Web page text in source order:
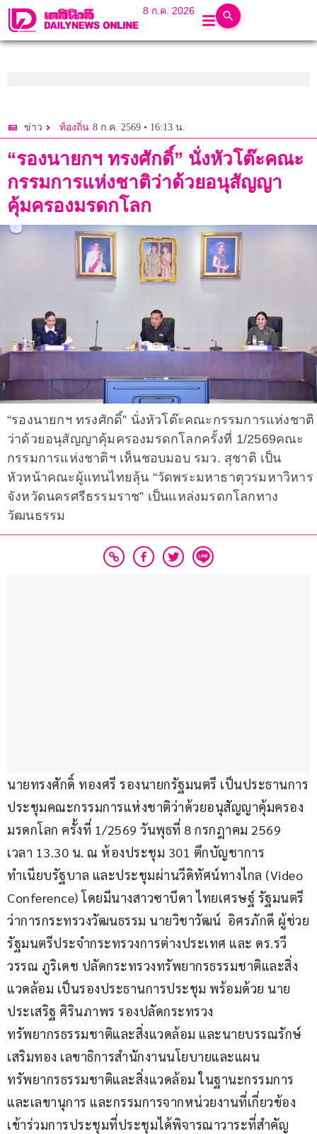
8 ก.ค. 2026
ข่าว ท้องถิ่น 8 ก.ค. 2569 • 16:13 น.
“รองนายกฯ ทรงศักดิ์” นั่งหัวโต๊ะคณะ
กรรมการแห่งชาติว่าด้วยอนุสัญญา
คุ้มครองมรดกโลก
“รองนายกฯ ทรงศักดิ์” นั่งหัวโต๊ะคณะกรรมการแห่งชาติ
ว่าด้วยอนุสัญญาคุ้มครองมรดกโลกครั้งที่ 1/2569คณะ
กรรมการแห่งชาติฯ เห็นชอบมอบ รมว. สุชาติ เป็น
หัวหน้าคณะผู้แทนไทยลุ้น “วัดพระมหาธาตุวรมหาวิหาร
จังหวัดนครศรีธรรมราช” เป็นแหล่งมรดกโลกทาง
วัฒนธรรม
นายทรงศักดิ์ ทองศรี รองนายกรัฐมนตรี เป็นประธานการ
ประชุมคณะกรรมการแห่งชาติว่าด้วยอนุสัญญาคุ้มครอง
มรดกโลก ครั้งที่ 1/2569 วันพุธที่ 8 กรกฎาคม 2569
เวลา 13.30 น. ณ ห้องประชุม 301 ตึกบัญชาการ
ทำเนียบรัฐบาล และประชุมผ่านวีดิทัศน์ทางไกล (Video
Conference) โดยมีนางสาวซาบีดา ไทยเศรษฐ์ รัฐมนตรี
ว่าการกระทรวงวัฒนธรรม นายวิชาวัฒน์  อิศรภักดี ผู้ช่วย
รัฐมนตรีประจำกระทรวงการต่างประเทศ และ ดร.รวี
วรรณ ภูริเดช ปลัดกระทรวงทรัพยากรธรรมชาติและสิ่ง
แวดล้อม เป็นรองประธานการประชุม พร้อมด้วย นาย
ประเสริฐ ศิรินภาพร รองปลัดกระทรวง
ทรัพยากรธรรมชาติและสิ่งแวดล้อม และนายบรรณรักษ์
เสริมทอง เลขาธิการสำนักงานนโยบายและแผน
ทรัพยากรธรรมชาติและสิ่งแวดล้อม ในฐานะกรรมการ
และเลขานุการ และกรรมการจากหน่วยงานที่เกี่ยวข้อง
เข้าร่วมการประชุมที่ประชุมได้พิจารณาวาระที่สำคัญ